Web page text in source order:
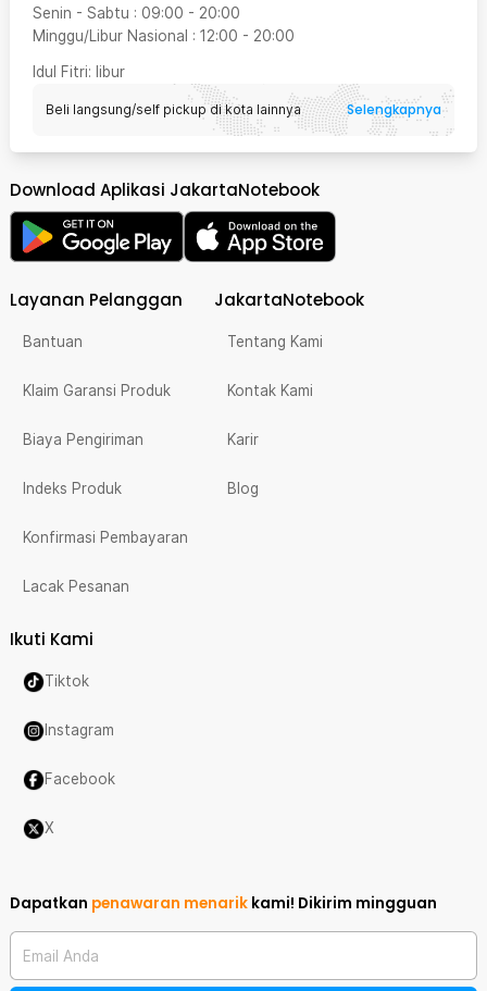
Senin - Sabtu : 09:00 - 20:00
Minggu/Libur Nasional : 12:00 - 20:00
Idul Fitri: libur
Beli langsung/self pickup di kota lainnya Selengkapnya
Download Aplikasi JakartaNotebook
Layanan Pelanggan
Bantuan
Klaim Garansi Produk
Biaya Pengiriman
Indeks Produk
Konfirmasi Pembayaran
Lacak Pesanan
JakartaNotebook
Tentang Kami
Kontak Kami
Karir
Blog
Ikuti Kami
Tiktok
Instagram
Facebook
X
Dapatkan penawaran menarik kami! Dikirim mingguan
Email Anda